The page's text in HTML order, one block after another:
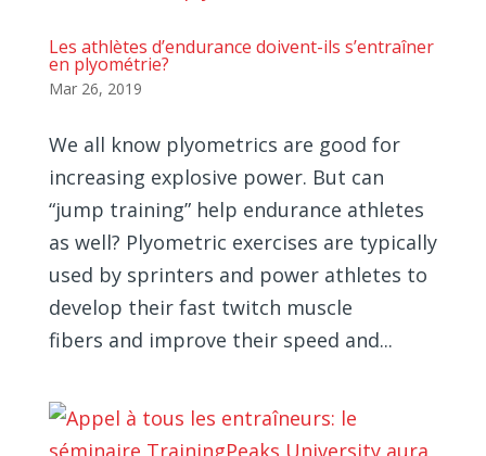
Les athlètes d’endurance doivent-ils s’entraîner
en plyométrie?
Mar 26, 2019
We all know plyometrics are good for
increasing explosive power. But can
“jump training” help endurance athletes
as well? Plyometric exercises are typically
used by sprinters and power athletes to
develop their fast twitch muscle
fibers and improve their speed and...